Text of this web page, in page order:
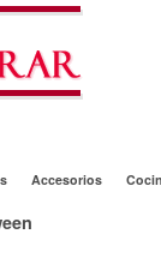
Accesorios